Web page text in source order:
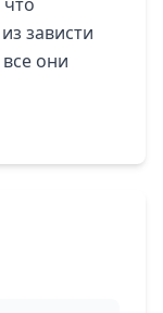
зависти
они